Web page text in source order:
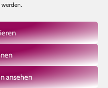
ansehen
Auf Instagram folgen